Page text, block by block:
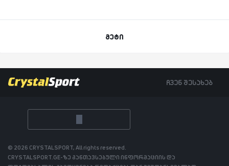
მეტი
ჩვენ შესახებ
© 2026 CRYSTALSPORT, All rights reserved.
CRYSTALSPORT.GE-ზე განთავსებული ინფორმაციის და